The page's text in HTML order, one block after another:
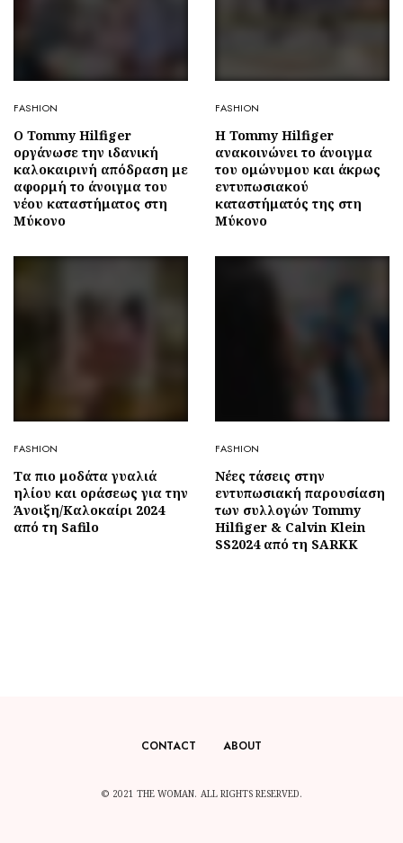
FASHION
Ο Tommy Hilfiger
οργάνωσε την ιδανική
καλοκαιρινή απόδραση με
αφορμή το άνοιγμα του
νέου καταστήματος στη
Μύκονο
FASHION
Η Tommy Hilfiger
ανακοινώνει το άνοιγμα
του ομώνυμου και άκρως
εντυπωσιακού
καταστήματός της στη
Μύκονο
FASHION
Τα πιο μοδάτα γυαλιά
ηλίου και οράσεως για την
Άνοιξη/Καλοκαίρι 2024
από τη Safilo
FASHION
Νέες τάσεις στην
εντυπωσιακή παρουσίαση
των συλλογών Tommy
Hilfiger & Calvin Klein
SS2024 από τη SARKK
CONTACT ABOUT
© 2021 THE WOMAN. ALL RIGHTS RESERVED.